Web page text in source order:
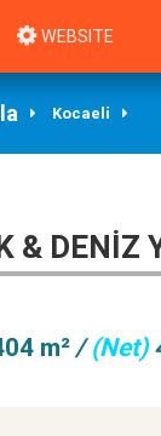
WEBSITE
Kocaeli
& DENIZ
m²/(Net)